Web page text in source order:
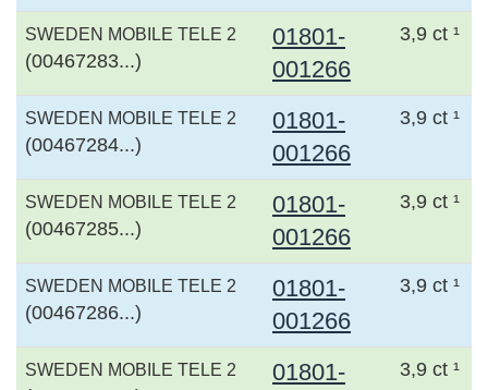
SWEDEN MOBILE TELE 2
(00467283...)
01801-
001266
3,9 ct ¹
SWEDEN MOBILE TELE 2
(00467284...)
01801-
001266
3,9 ct ¹
SWEDEN MOBILE TELE 2
(00467285...)
01801-
001266
3,9 ct ¹
SWEDEN MOBILE TELE 2
(00467286...)
01801-
001266
3,9 ct ¹
SWEDEN MOBILE TELE 2 01801- 3,9 ct ¹